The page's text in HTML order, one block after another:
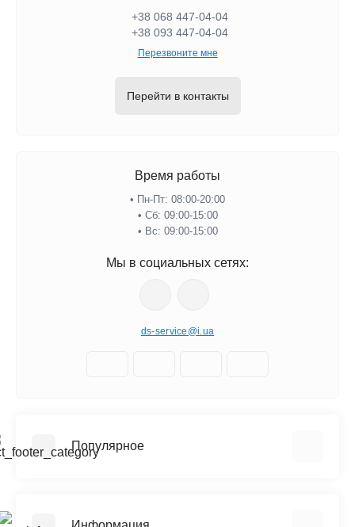
+38 068 447-04-04
+38 093 447-04-04
Перезвоните мне
Перейти в контакты
Время работы
• Пн-Пт: 08:00-20:00
• Сб: 09:00-15:00
• Вс: 09:00-15:00
Мы в социальных сетях:
ds-service@i.ua
Популярное